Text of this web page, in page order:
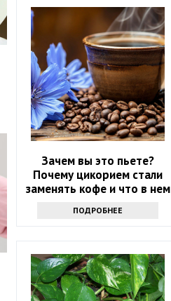
Зачем вы это пьете?
Почему цикорием стали
заменять кофе и что в нем
ПОДРОБНЕЕ